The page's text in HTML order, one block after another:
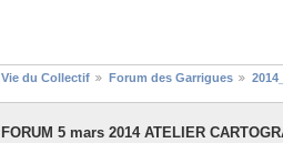
Vie du Collectif Forum des Garrigues
FORUM 5 mars 2014 ATELIER